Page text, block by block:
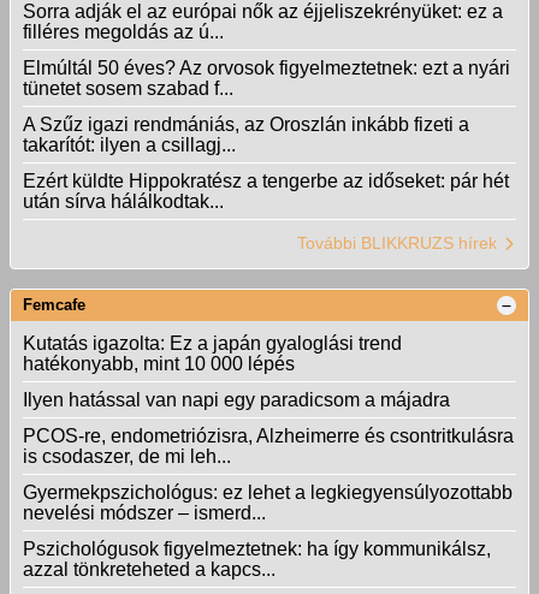
Sorra adják el az európai nők az éjjeliszekrényüket: ez a
filléres megoldás az ú...
Elmúltál 50 éves? Az orvosok figyelmeztetnek: ezt a nyári
tünetet sosem szabad f...
A Szűz igazi rendmániás, az Oroszlán inkább fizeti a
takarítót: ilyen a csillagj...
Ezért küldte Hippokratész a tengerbe az időseket: pár hét
után sírva hálálkodtak...
További BLIKKRUZS hírek
Femcafe
Kutatás igazolta: Ez a japán gyaloglási trend
hatékonyabb, mint 10 000 lépés
Ilyen hatással van napi egy paradicsom a májadra
PCOS-re, endometriózisra, Alzheimerre és csontritkulásra
is csodaszer, de mi leh...
Gyermekpszichológus: ez lehet a legkiegyensúlyozottabb
nevelési módszer – ismerd...
Pszichológusok figyelmeztetnek: ha így kommunikálsz,
azzal tönkreteheted a kapcs...